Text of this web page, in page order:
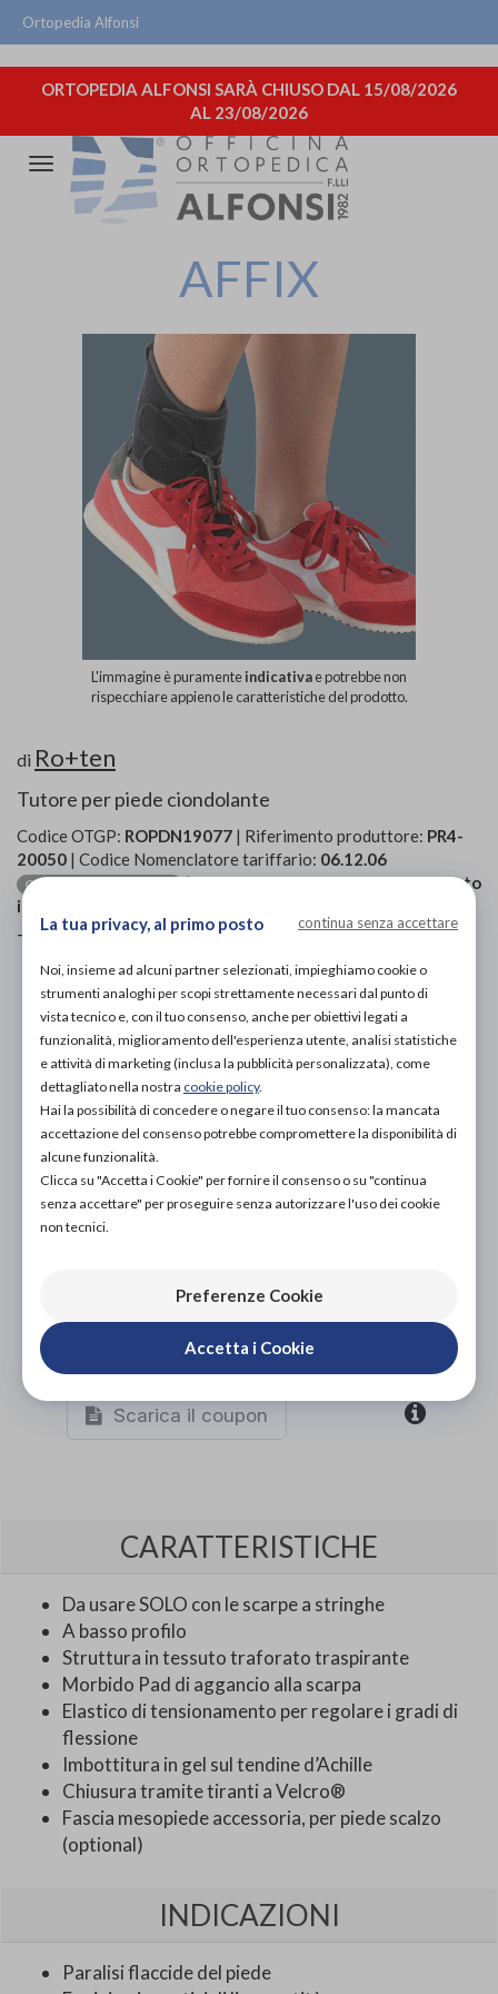
Ortopedia Alfonsi
ORTOPEDIA ALFONSI SARÀ CHIUSO DAL 15/08/2026
AL 23/08/2026
Attiva/disattiva
navigazione
AFFIX
L'immagine è puramenteindicativae potrebbe non
rispecchiare appieno le caratteristiche del prodotto.
di Ro+ten
Tutore per piede ciondolante
Codice OTGP: ROPDN19077 | Riferimento produttore: PR4-
20050 | Codice Nomenclatore tariffario: 06.12.06
Ortesi per caviglia-piede | Categoria:Prodotti ortopedici»Arto
inferiore
Tutore piede ciondolante
PROVA E ACQUISTA IN NEGOZIO
DA69,00€
PROVA E NOLEGGIA IN NEGOZIO
NON DISPONIBILE
ACQUISTA ONLINE
NON DISPONIBILE
Organizza prova in negozio
Scarica il coupon
CARATTERISTICHE
Da usare SOLO con le scarpe a stringhe
A basso profilo
Struttura in tessuto traforato traspirante
Morbido Pad di aggancio alla scarpa
Elastico di tensionamento per regolare i gradi di
flessione
Imbottitura in gel sul tendine d’Achille
Chiusura tramite tiranti a Velcro®
Fascia mesopiede accessoria, per piede scalzo
(optional)
INDICAZIONI
Paralisi flaccide del piede
La tua privacy, al primo posto continua senza accettare
Noi, insieme ad alcuni partner selezionati, impieghiamo cookie o
strumenti analoghi per scopi strettamente necessari dal punto di
vista tecnico e, con il tuo consenso, anche per obiettivi legati a
funzionalità, miglioramento dell'esperienza utente, analisi statistiche
e attività di marketing (inclusa la pubblicità personalizzata), come
dettagliato nella nostra cookie policy.
Hai la possibilità di concedere o negare il tuo consenso: la mancata
accettazione del consenso potrebbe compromettere la disponibilità di
alcune funzionalità.
Clicca su "Accetta i Cookie" per fornire il consenso o su "continua
senza accettare" per proseguire senza autorizzare l'uso dei cookie
non tecnici.
Preferenze Cookie
Accetta i Cookie